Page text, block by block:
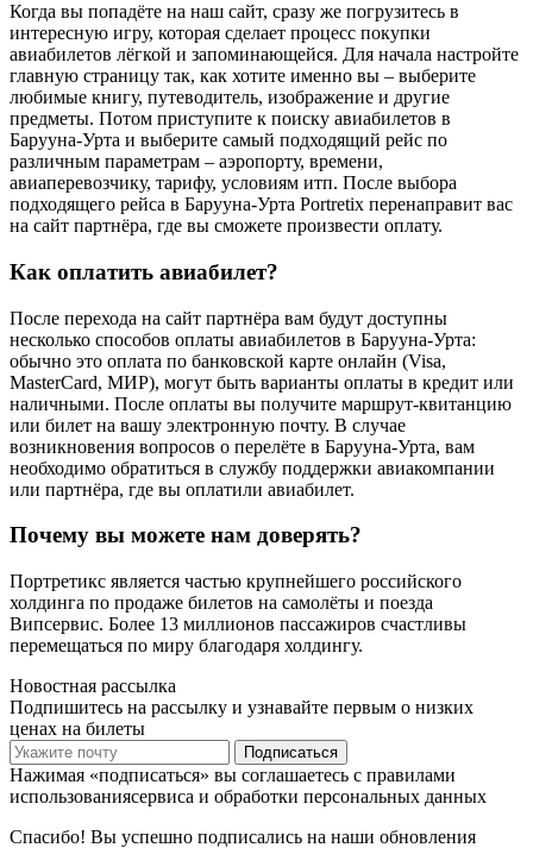
Когда вы попадёте на наш сайт, сразу же погрузитесь в
интересную игру, которая сделает процесс покупки
авиабилетов лёгкой и запоминающейся. Для начала настройте
главную страницу так, как хотите именно вы – выберите
любимые книгу, путеводитель, изображение и другие
предметы. Потом приступите к поиску авиабилетов в
Барууна-Урта и выберите самый подходящий рейс по
различным параметрам – аэропорту, времени,
авиаперевозчику, тарифу, условиям итп. После выбора
подходящего рейса в Барууна-Урта Portretix перенаправит вас
на сайт партнёра, где вы сможете произвести оплату.
Как оплатить авиабилет?
После перехода на сайт партнёра вам будут доступны
несколько способов оплаты авиабилетов в Барууна-Урта:
обычно это оплата по банковской карте онлайн (Visa,
MasterCard, МИР), могут быть варианты оплаты в кредит или
наличными. После оплаты вы получите маршрут-квитанцию
или билет на вашу электронную почту. В случае
возникновения вопросов о перелёте в Барууна-Урта, вам
необходимо обратиться в службу поддержки авиакомпании
или партнёра, где вы оплатили авиабилет.
Почему вы можете нам доверять?
Портретикс является частью крупнейшего российского
холдинга по продаже билетов на самолёты и поезда
Випсервис. Более 13 миллионов пассажиров счастливы
перемещаться по миру благодаря холдингу.
Новостная рассылка
Подпишитесь на рассылку и узнавайте первым о низких
ценах на билеты
Подписаться
Нажимая «подписаться» вы соглашаетесь с правилами
использованиясервиса и обработки персональных данных
Спасибо! Вы успешно подписались на наши обновления